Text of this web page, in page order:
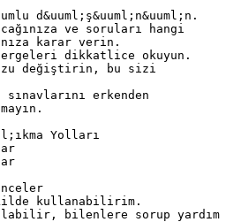
d&uuml;ş&uuml;n&uuml;n.
ve soruları hangi
karar verin.
dikkatlice okuyun.
değiştirin, bu sizi
erkenden
Yolları
kullanabilirim.
bilenlere sorup yardım